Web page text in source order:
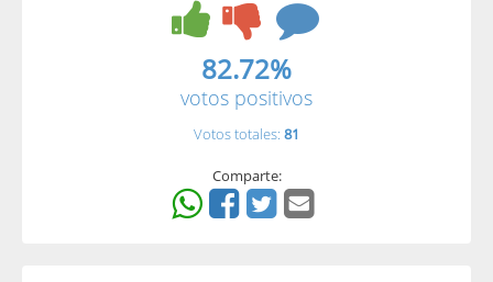
82.72%
votos positivos
Votos totales: 81
Comparte: